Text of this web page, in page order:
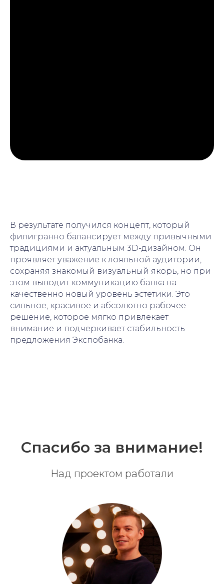
В результате получился концепт, который
филигранно балансирует между привычными
традициями и актуальным 3D-дизайном. Он
проявляет уважение к лояльной аудитории,
сохраняя знакомый визуальный якорь, но при
этом выводит коммуникацию банка на
качественно новый уровень эстетики. Это
сильное, красивое и абсолютно рабочее
решение, которое мягко привлекает
внимание и подчеркивает стабильность
предложения Экспобанка.
Спасибо за внимание!
Над проектом работали